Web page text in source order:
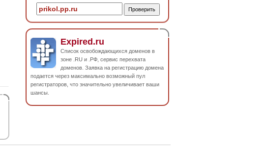
Expired.ru
Список освобождающихся доменов в
зоне .RU и .РФ, сервис перехвата
доменов. Заявка на регистрацию домена
подается через максимально возможный пул
регистраторов, что значительно увеличивает ваши
шансы.